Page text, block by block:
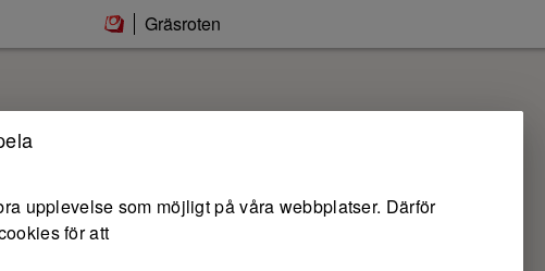
Gräsroten
upplevelse som möjligt på våra webbplatser. Därför
för att